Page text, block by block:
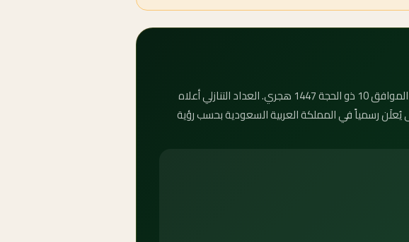
كم باقي على عيد الأضحى 2098؟ يصادف عيد الأضحى المبارك الخميس، ١١ ذو الحجة ١٥١٩ هـ، الموافق 10 ذو الحجة 1447 هجري. العداد التنازلي أعلاه
يُعلَن رسمياً في المملكة العربية السعودية بحسب رؤية